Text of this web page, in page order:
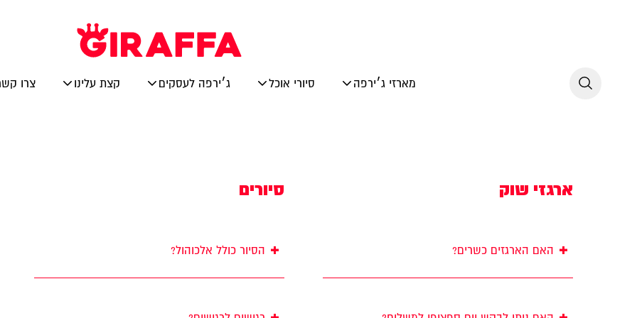
מארזי ג׳ירפה סיורי אוכל ג׳ירפה לעסקים קצת עלינו צרו
ארגזי שוק
+ האם הארגזים כשרים?
סיורים
+ הסיור כולל אלכוהול?